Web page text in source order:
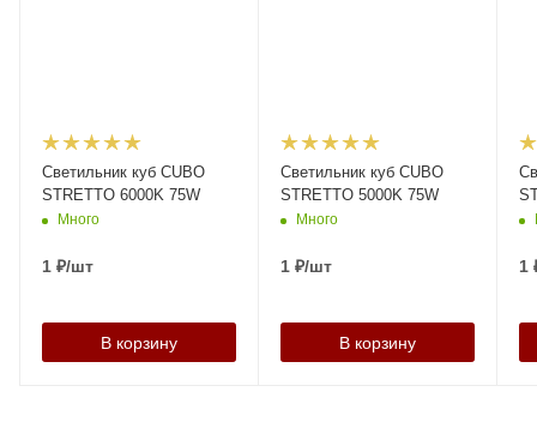
Светильник куб CUBO
STRETTO 6000K 75W
Много
1 ₽/шт
В корзину
Светильник куб CUBO
STRETTO 5000K 75W
Много
1 ₽/шт
В корзину
1